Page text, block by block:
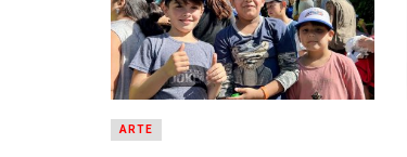
ARTE